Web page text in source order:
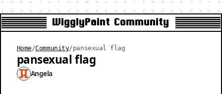
WigglyPaint Community
Home /Community/pansexual flag
pansexual flag
Angela